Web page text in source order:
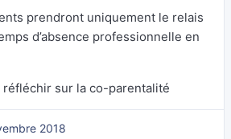
prendront uniquement le relais
d’absence professionnelle en
réfléchir sur la co-parentalité
2018